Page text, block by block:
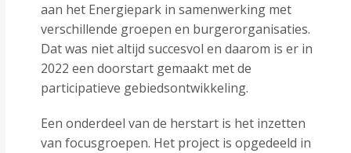
aan het Energiepark in samenwerking met
verschillende groepen en burgerorganisaties.
Dat was niet altijd succesvol en daarom is er in
2022 een doorstart gemaakt met de
participatieve gebiedsontwikkeling.
Een onderdeel van de herstart is het inzetten
van focusgroepen. Het project is opgedeeld in